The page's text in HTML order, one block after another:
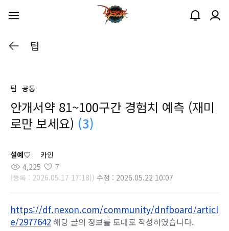
팁
팁 공통
안개서약 81~100구간 경험치 예측 (재미
로만 보세요) (3)
설예♡
카인
4,225
7
(등록 : 2026.05.17 17:18)) 수정 : 2026.05.22 10:07
https://df.nexon.com/community/dnfboard/articl
e/2977642 해당 글의 정보를 토대로 작성하였습니다.